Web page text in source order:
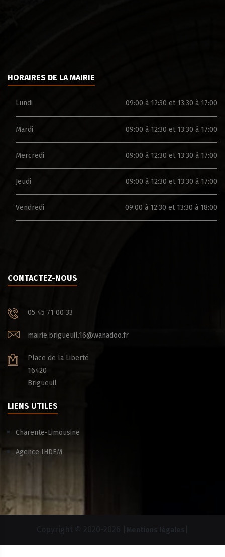
HORAIRES DE LA MAIRIE
Lundi 09:00 à 12:30 et 13:30 à 17:00
Mardi 09:00 à 12:30 et 13:30 à 17:00
Mercredi 09:00 à 12:30 et 13:30 à 17:00
Jeudi 09:00 à 12:30 et 13:30 à 17:00
Vendredi 09:00 à 12:30 et 13:30 à 18:00
CONTACTEZ-NOUS
05 45 71 00 33
mairie.brigueuil.16@wanadoo.fr
Place de la Liberté
16420
Brigueuil
LIENS UTILES
Charente-Limousine
Agence IHDEM